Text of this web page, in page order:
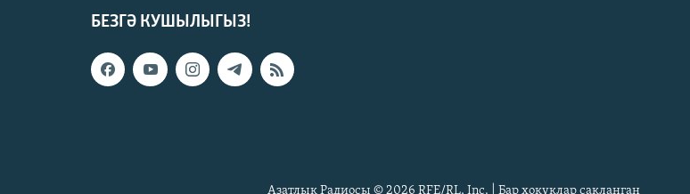
БЕЗГӘ КУШЫЛЫГЫЗ!
Азатлык Радиосы © 2026 RFE/RL, Inc. | Бар хокуклар сакланган